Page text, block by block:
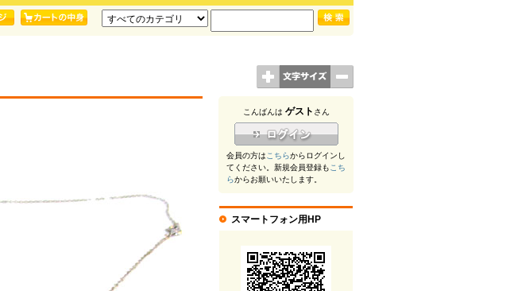
こんばんは ゲスト さん
会員の方はこちらからログインし
てください。新規会員登録もこち
らからお願いいたします。
スマートフォン用HP